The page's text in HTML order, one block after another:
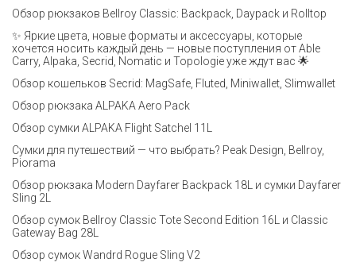
Обзор рюкзаков Bellroy Classic: Backpack, Daypack и Rolltop
✨ Яркие цвета, новые форматы и аксессуары, которые
хочется носить каждый день — новые поступления от Able
Carry, Alpaka, Secrid, Nomatic и Topologie уже ждут вас 🌟
Обзор кошельков Secrid: MagSafe, Fluted, Miniwallet, Slimwallet
Обзор рюкзака ALPAKA Aero Pack
Обзор сумки ALPAKA Flight Satchel 11L
Сумки для путешествий — что выбрать? Peak Design, Bellroy,
Piorama
Обзор рюкзака Modern Dayfarer Backpack 18L и сумки Dayfarer
Sling 2L
Обзор сумок Bellroy Classic Tote Second Edition 16L и Classic
Gateway Bag 28L
Обзор сумок Wandrd Rogue Sling V2